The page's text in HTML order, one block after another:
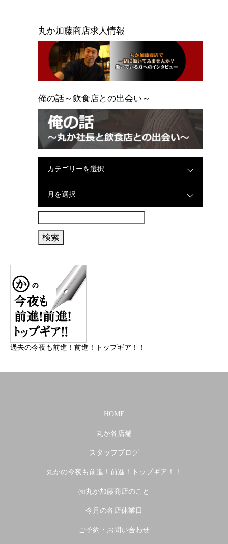
丸か加藤商店求人情報
俺の話～飲食店との出会い～
カテゴリーを選択
月を選択
過去の今夜も前進！前進！トップギア！！
HOME
丸か各店舗
スタッフブログ
丸かの今夜も前進！前進！トップギア！！
㈲丸か加藤商店のこと
今月の各店休業日
ご予約・お問い合わせ